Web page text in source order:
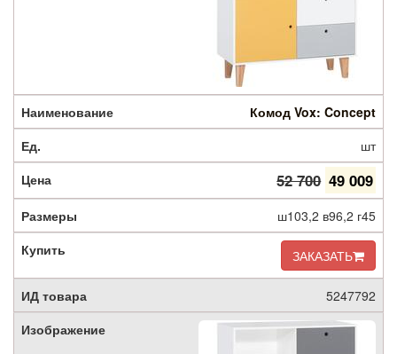
Комод Vox: Concept
шт
52 700 49 009
ш103,2 в96,2 г45
ЗАКАЗАТЬ
5247792